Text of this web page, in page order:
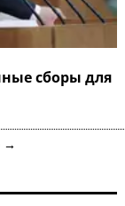
сборы для
→